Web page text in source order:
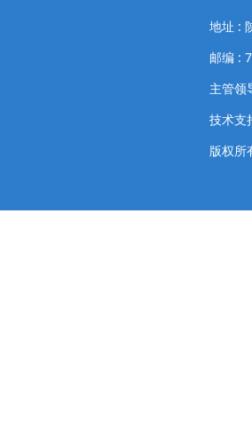
地址 :
邮编 :
主管
技术支
版权